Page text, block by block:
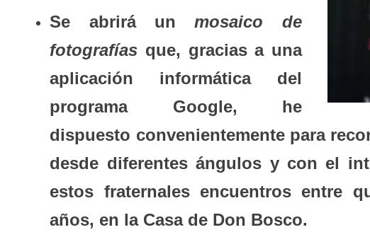
Se abrirá unmosaico de
fotografías que, gracias a una
aplicación informática del
programa Google, he
dispuesto convenientemente para
desde diferentes ángulos y con el
estos fraternales encuentros entre
años, en la Casa de Don Bosco.